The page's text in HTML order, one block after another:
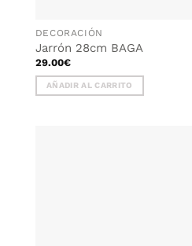
DECORACIÓN
Jarrón 28cm BAGA
29.00€
AÑADIR AL CARRITO